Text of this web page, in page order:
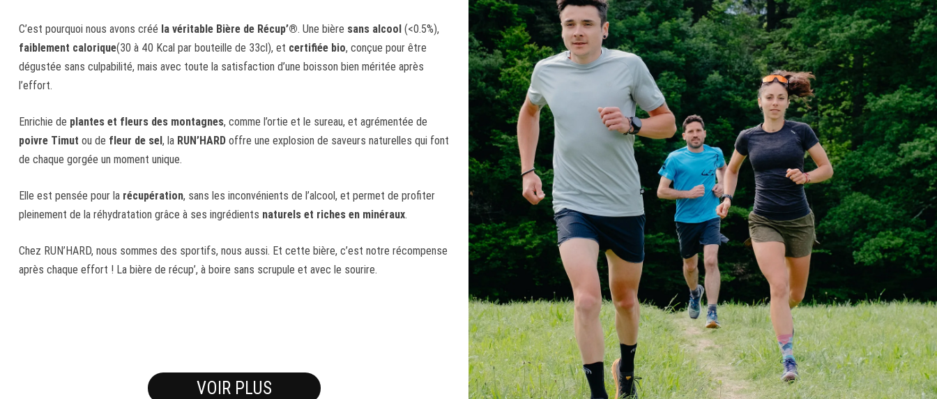
C’est pourquoi nous avons créé la véritable Bière de Récup’®. Une bière sans alcool(<0.5%),
faiblement calorique(30 à 40 Kcal par bouteille de 33cl), et certifiée bio, conçue pour être
dégustée sans culpabilité, mais avec toute la satisfaction d’une boisson bien méritée après
l’effort.
Enrichie de plantes et fleurs des montagnes, comme l’ortie et le sureau, et agrémentée de
poivre Timut ou de fleur de sel, la RUN’HARDoffre une explosion de saveurs naturelles qui font
de chaque gorgée un moment unique.
Elle est pensée pour la récupération, sans les inconvénients de l’alcool, et permet de profiter
pleinement de la réhydratation grâce à ses ingrédients naturels et riches en minéraux.
Chez RUN’HARD, nous sommes des sportifs, nous aussi. Et cette bière, c’est notre récompense
après chaque effort ! La bière de récup’, à boire sans scrupule et avec le sourire.
VOIR PLUS